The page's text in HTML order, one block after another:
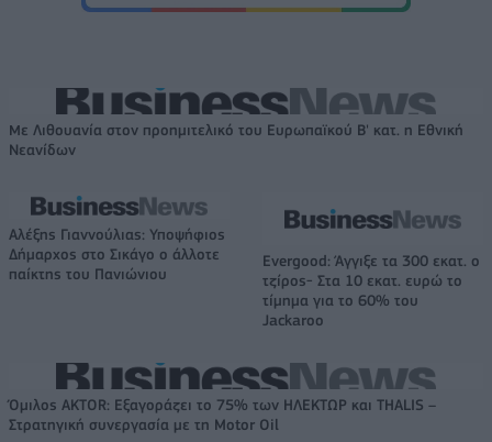
Με Λιθουανία στον προημιτελικό του Ευρωπαϊκού Β' κατ. η Εθνική
Νεανίδων
Αλέξης Γιαννούλιας: Υποψήφιος
Δήμαρχος στο Σικάγο ο άλλοτε
παίκτης του Πανιώνιου
Evergood: Άγγιξε τα 300 εκατ. ο
τζίρος- Στα 10 εκατ. ευρώ το
τίμημα για το 60% του
Jackaroo
Όμιλος AKTOR: Εξαγοράζει το 75% των ΗΛΕΚΤΩΡ και THALIS –
Στρατηγική συνεργασία με τη Motor Oil